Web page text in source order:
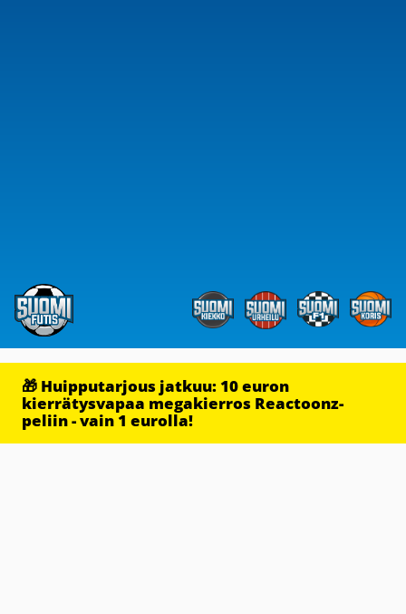
🎁 Huipputarjous jatkuu: 10 euron
kierrätysvapaa megakierros Reactoonz-
peliin - vain 1 eurolla!